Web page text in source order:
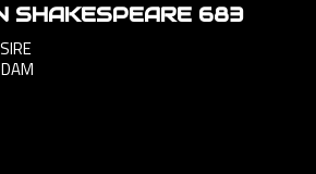
SHAKESPEARE 683